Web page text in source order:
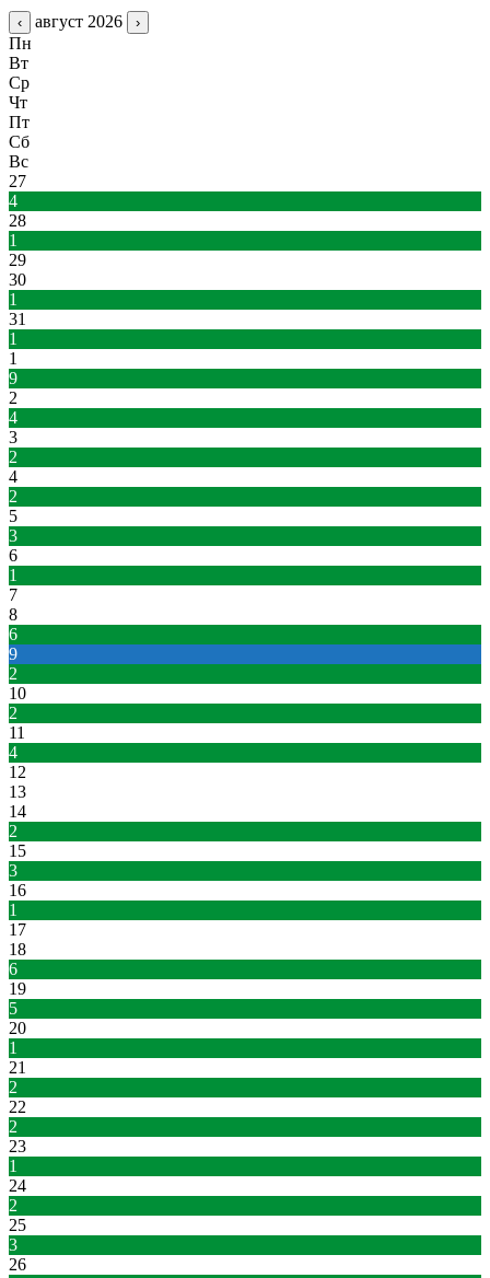
‹ август 2026 ›
Пн
Вт
Ср
Чт
Пт
Сб
Вс
27
4
28
1
29
30
1
31
1
1
9
2
4
3
2
4
2
5
3
6
1
7
8
6
9
2
10
2
11
4
12
13
14
2
15
3
16
1
17
18
6
19
5
20
1
21
2
22
2
23
1
24
2
25
3
26